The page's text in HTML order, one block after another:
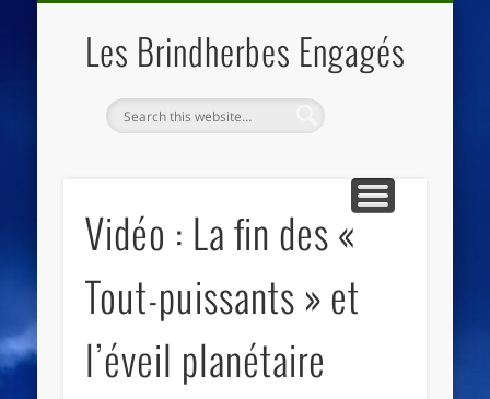
Les Brindherbes Engagés
Vidéo : La fin des «
Tout-puissants » et
l’éveil planétaire